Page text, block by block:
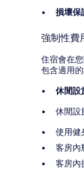
損壞保
強制性費
住宿會在
包含適用的
休閒設
休閒設
使用健
客房內
客房內